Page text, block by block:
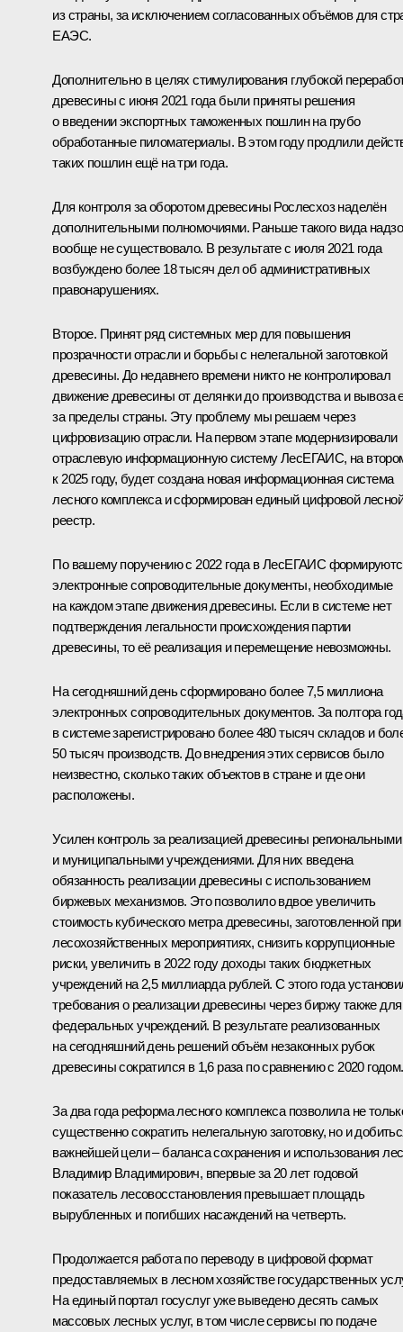
из страны, за исключением согласованных объёмов для
ЕАЭС.
Дополнительно в целях стимулирования глубокой
древесины с июня 2021 года были приняты решения
о введении экспортных таможенных пошлин на грубо
обработанные пиломатериалы. В этом году продлили
таких пошлин ещё на три года.
Для контроля за оборотом древесины Рослесхоз наделён
дополнительными полномочиями. Раньше такого вида
вообще не существовало. В результате с июля 2021 года
возбуждено более 18 тысяч дел об административных
правонарушениях.
Второе. Принят ряд системных мер для повышения
прозрачности отрасли и борьбы с нелегальной заготовкой
древесины. До недавнего времени никто не контролировал
движение древесины от делянки до производства и вывоза
за пределы страны. Эту проблему мы решаем через
цифровизацию отрасли. На первом этапе модернизировали
отраслевую информационную систему ЛесЕГАИС, на
к 2025 году, будет создана новая информационная система
лесного комплекса и сформирован единый цифровой лесной
реестр.
По вашему поручению с 2022 года в ЛесЕГАИС
электронные сопроводительные документы, необходимые
на каждом этапе движения древесины. Если в системе нет
подтверждения легальности происхождения партии
древесины, то её реализация и перемещение невозможны.
На сегодняшний день сформировано более 7,5 миллиона
электронных сопроводительных документов. За полтора
в системе зарегистрировано более 480 тысяч складов и
50 тысяч производств. До внедрения этих сервисов было
неизвестно, сколько таких объектов в стране и где они
расположены.
Усилен контроль за реализацией древесины региональными
и муниципальными учреждениями. Для них введена
обязанность реализации древесины с использованием
биржевых механизмов. Это позволило вдвое увеличить
стоимость кубического метра древесины, заготовленной при
лесохозяйственных мероприятиях, снизить коррупционные
риски, увеличить в 2022 году доходы таких бюджетных
учреждений на 2,5 миллиарда рублей. С этого года
требования о реализации древесины через биржу также для
федеральных учреждений. В результате реализованных
на сегодняшний день решений объём незаконных рубок
древесины сократился в 1,6 раза по сравнению с 2020 годом.
За два года реформа лесного комплекса позволила не
существенно сократить нелегальную заготовку, но и
важнейшей цели – баланса сохранения и использования
Владимир Владимирович, впервые за 20 лет годовой
показатель лесовосстановления превышает площадь
вырубленных и погибших насаждений на четверть.
Продолжается работа по переводу в цифровой формат
предоставляемых в лесном хозяйстве государственных
На единый портал госуслуг уже выведено десять самых
массовых лесных услуг, в том числе сервисы по подаче